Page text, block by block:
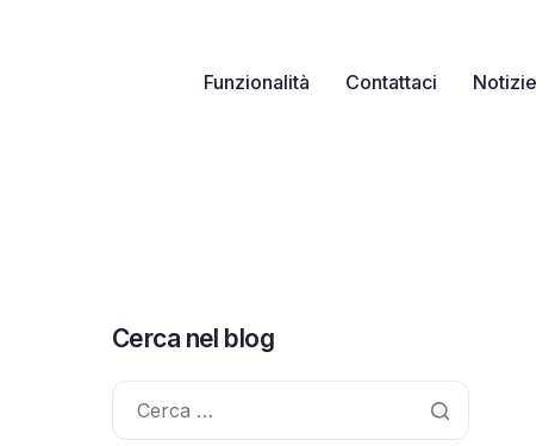
Funzionalità Contattaci Notizie
Cerca nel blog
Ricerca
per: